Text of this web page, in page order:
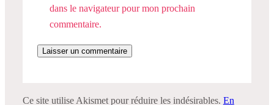
dans le navigateur pour mon prochain
commentaire.
Ce site utilise Akismet pour réduire les indésirables. En